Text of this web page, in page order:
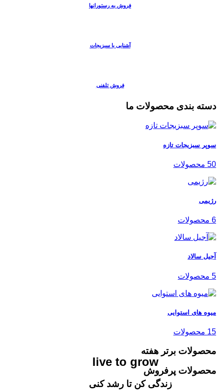
live to grow
زندگی کن تا رشد کنی
فروش به رستورانها
آشنایی با سبزیجات
فروش تلفنی
دسته بندی محصولات ما
سوپر سبزیجات تازه
50 محصولات
رژیمی
6 محصولات
آجیل سالاد
5 محصولات
میوه های استوایی
15 محصولات
محصولات برتر هفته
محصولات پرفروش